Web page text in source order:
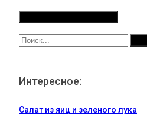
Интересное:
Салат из яиц и зеленого лука